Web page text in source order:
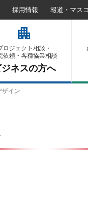
採用情報 報道・マス
ロジェクト相談・
依頼・各種協業相談
ジネスの方へ
ザイン